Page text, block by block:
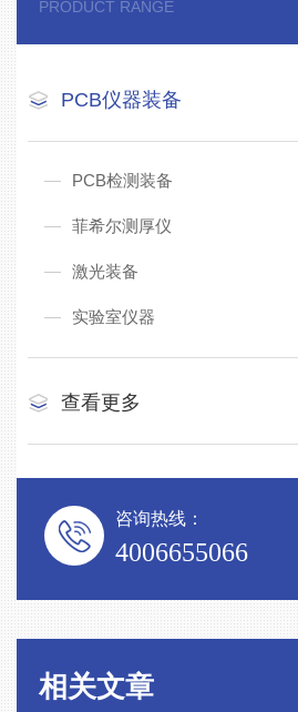
PRODUCT RANGE
PCB仪器装备
PCB检测装备
菲希尔测厚仪
激光装备
实验室仪器
查看更多
咨询热线：
4006655066
相关文章